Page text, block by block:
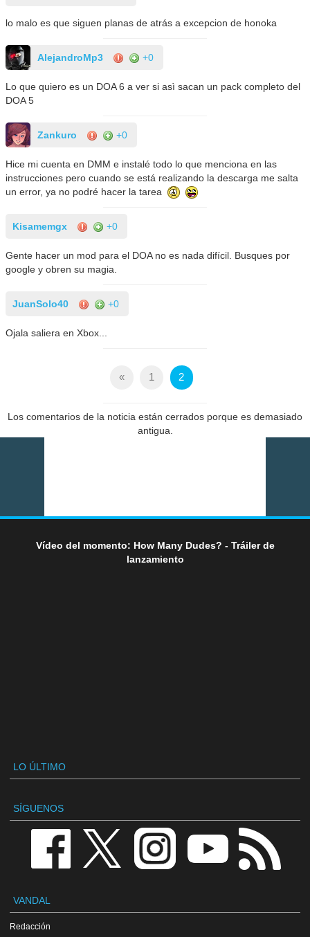
lo malo es que siguen planas de atrás a excepcion de honoka
AlejandroMp3 +0
Lo que quiero es un DOA 6 a ver si asì sacan un pack completo del
DOA 5
Zankuro +0
Hice mi cuenta en DMM e instalé todo lo que menciona en las
instrucciones pero cuando se está realizando la descarga me salta
un error, ya no podré hacer la tarea
Kisamemgx +0
Gente hacer un mod para el DOA no es nada difícil. Busques por
google y obren su magia.
JuanSolo40 +0
Ojala saliera en Xbox...
« 1 2
Los comentarios de la noticia están cerrados porque es demasiado
antigua.
Vídeo del momento: How Many Dudes? - Tráiler de
lanzamiento
LO ÚLTIMO
SÍGUENOS
VANDAL
Redacción